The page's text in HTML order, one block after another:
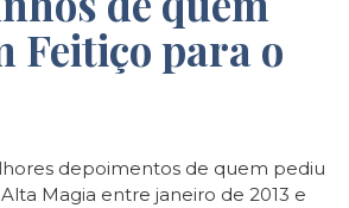
Feitiço para o
depoimentos de quem pediu
Magia entre janeiro de 2013 e